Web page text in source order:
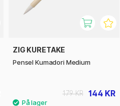
ZIG KURETAKE
Pensel Kumadori Medium
144 KR
179 KR